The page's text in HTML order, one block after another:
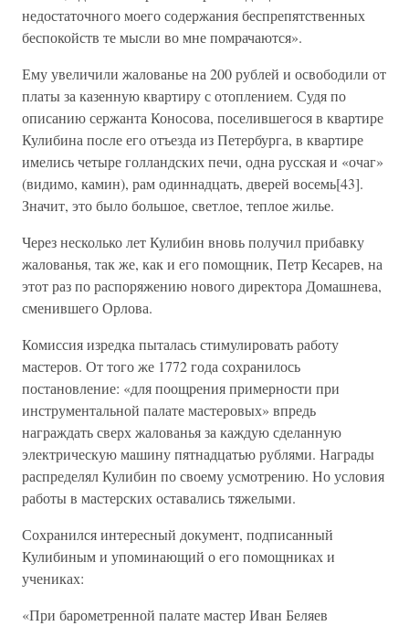
недостаточного моего содержания беспрепятственных
беспокойств те мысли во мне помрачаются».
Ему увеличили жалованье на 200 рублей и освободили от
платы за казенную квартиру с отоплением. Судя по
описанию сержанта Коносова, поселившегося в квартире
Кулибина после его отъезда из Петербурга, в квартире
имелись четыре голландских печи, одна русская и «очаг»
(видимо, камин), рам одиннадцать, дверей восемь[43].
Значит, это было большое, светлое, теплое жилье.
Через несколько лет Кулибин вновь получил прибавку
жалованья, так же, как и его помощник, Петр Кесарев, на
этот раз по распоряжению нового директора Домашнева,
сменившего Орлова.
Комиссия изредка пыталась стимулировать работу
мастеров. От того же 1772 года сохранилось
постановление: «для поощрения примерности при
инструментальной палате мастеровых» впредь
награждать сверх жалованья за каждую сделанную
электрическую машину пятнадцатью рублями. Награды
распределял Кулибин по своему усмотрению. Но условия
работы в мастерских оставались тяжелыми.
Сохранился интересный документ, подписанный
Кулибиным и упоминающий о его помощниках и
учениках:
«При барометренной палате мастер Иван Беляев